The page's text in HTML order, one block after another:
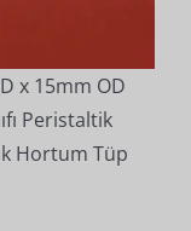
x 15mm OD
Peristaltik
Hortum Tüp